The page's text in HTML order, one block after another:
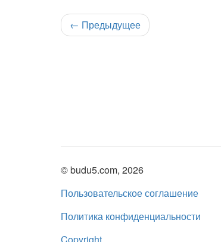
← Предыдущее
© budu5.com, 2026
Пользовательское соглашение
Политика конфиденциальности
Copyright